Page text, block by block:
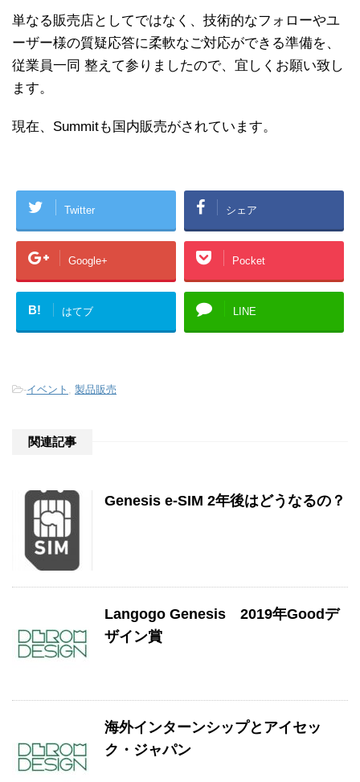
単なる販売店としてではなく、技術的なフォローやユ
ーザー様の質疑応答に柔軟なご対応ができる準備を、
従業員一同 整えて参りましたので、宜しくお願い致し
ます。
現在、Summitも国内販売がされています。
Twitter シェア
Google+ Pocket
B! はてブ LINE
-イベント , 製品販売
関連記事
Genesis e-SIM 2年後はどうなるの？
Langogo Genesis 2019年Goodデ
ザイン賞
海外インターンシップとアイセッ
ク・ジャパン